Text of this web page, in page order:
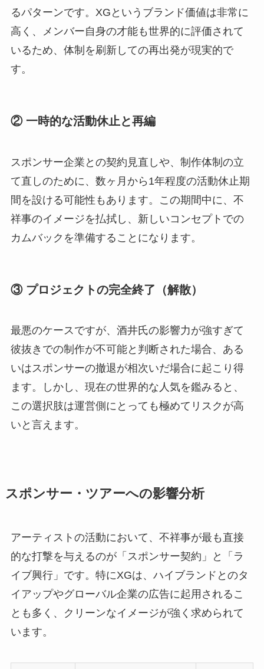
るパターンです。XGというブランド価値は非常に
高く、メンバー自身の才能も世界的に評価されて
いるため、体制を刷新しての再出発が現実的で
す。
② 一時的な活動休止と再編
スポンサー企業との契約見直しや、制作体制の立
て直しのために、数ヶ月から1年程度の活動休止期
間を設ける可能性もあります。この期間中に、不
祥事のイメージを払拭し、新しいコンセプトでの
カムバックを準備することになります。
③ プロジェクトの完全終了（解散）
最悪のケースですが、酒井氏の影響力が強すぎて
彼抜きでの制作が不可能と判断された場合、ある
いはスポンサーの撤退が相次いだ場合に起こり得
ます。しかし、現在の世界的な人気を鑑みると、
この選択肢は運営側にとっても極めてリスクが高
いと言えます。
スポンサー・ツアーへの影響分析
アーティストの活動において、不祥事が最も直接
的な打撃を与えるのが「スポンサー契約」と「ラ
イブ興行」です。特にXGは、ハイブランドとのタ
イアップやグローバル企業の広告に起用されるこ
とも多く、クリーンなイメージが強く求められて
います。